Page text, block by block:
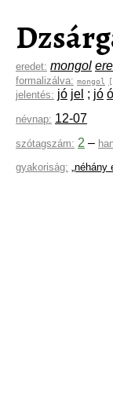
eredet: mongol
formalizálva: mongol [
jelentés: jó jel ; jó
névnap: 12-07
szótagszám: 2 –
gyakoriság: „néhány